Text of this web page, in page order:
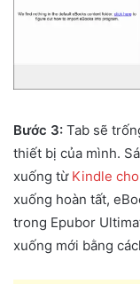
Bước 3: Tab sẽ
thiết bị của mình.
xuống từ Kindle
xuống hoàn tất,
trong Epubor
xuống mới bằng